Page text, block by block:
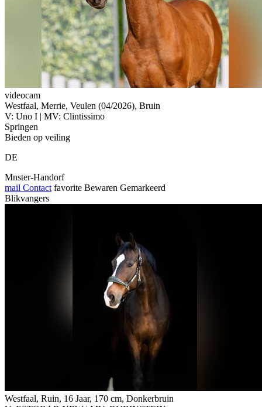
videocam
Westfaal, Merrie, Veulen (04/2026), Bruin
V: Uno I | MV: Clintissimo
Springen
Bieden op veiling
DE
Mnster-Handorf
mail Contact favorite Bewaren Gemarkeerd
Blikvangers
Westfaal, Ruin, 16 Jaar, 170 cm, Donkerbruin